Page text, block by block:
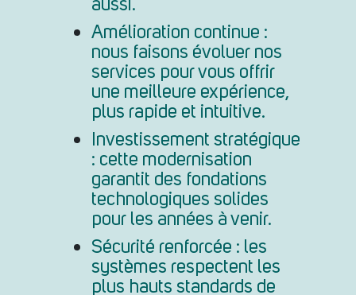
aussi.
Amélioration continue :
nous faisons évoluer nos
services pour vous offrir
une meilleure expérience,
plus rapide et intuitive.
Investissement stratégique
: cette modernisation
garantit des fondations
technologiques solides
pour les années à venir.
Sécurité renforcée : les
systèmes respectent les
plus hauts standards de